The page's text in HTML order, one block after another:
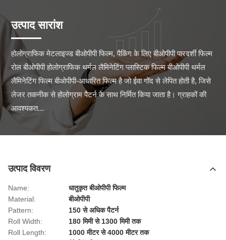
उत्पाद सारांश
होलोग्राफिक मेटलाइज्ड बीओपीपी फिल्म, पैकिंग के लिए बीओपीपी पारदर्शी फिल्म
रोल बीओपीपी होलोग्राफिक थर्मल लैमिनेटिंग प्लास्टिक फिल्म बीओपीपी थर्मल
लैमिनेटिंग फिल्म बीओपीपी-आधारित फिल्म है जो ईवा गोंद से लेपित होती है, जिसे
लेजर तकनीक से होलोग्राम पैटर्न के साथ निर्मित किया जाता है। ग्राहकों की
आवश्यकत...
उत्पाद विवरण
Name:
धातुकृत बीओपीपी फिल्म
Material:
बीओपीपी
Pattern:
150 से अधिक पैटर्न
Roll Width:
180 मिमी से 1300 मिमी तक
Roll Length:
1000 मीटर से 4000 मीटर तक